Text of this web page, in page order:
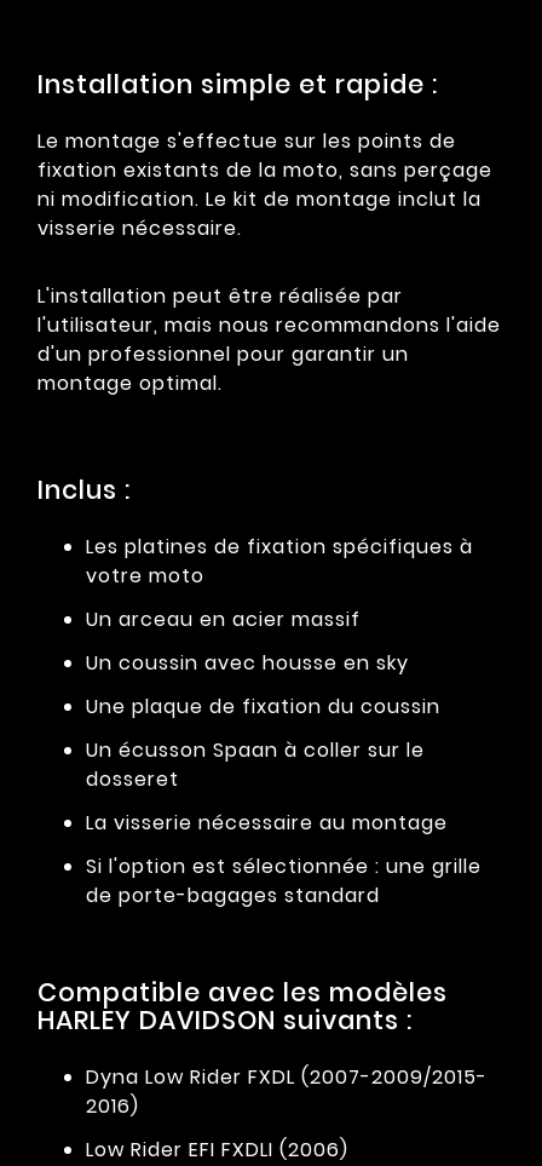
Installation simple et rapide :
Le montage s'effectue sur les points de
fixation existants de la moto, sans perçage
ni modification. Le kit de montage inclut la
visserie nécessaire.
L'installation peut être réalisée par
l'utilisateur, mais nous recommandons l'aide
d'un professionnel pour garantir un
montage optimal.
Inclus :
Les platines de fixation spécifiques à
votre moto
Un arceau en acier massif
Un coussin avec housse en sky
Une plaque de fixation du coussin
Un écusson Spaan à coller sur le
dosseret
La visserie nécessaire au montage
Si l'option est sélectionnée : une grille
de porte-bagages standard
Compatible avec les modèles
HARLEY DAVIDSON suivants :
Dyna Low Rider FXDL (2007-2009/2015-
2016)
Low Rider EFI FXDLI (2006)